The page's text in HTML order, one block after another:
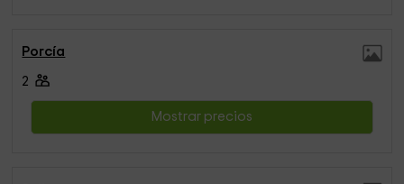
Porcía
2
Mostrar precios